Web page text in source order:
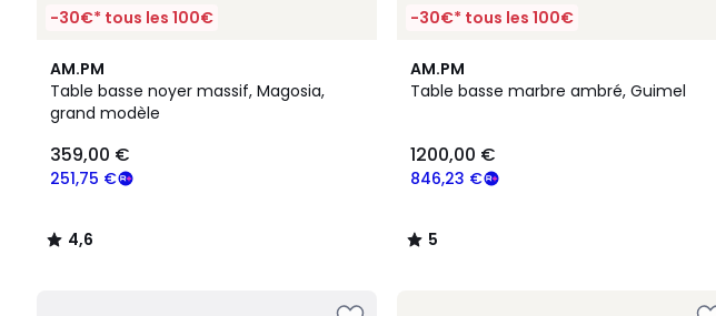
-30€* tous les 100€
AM.PM
Table basse noyer massif, Magosia,
grand modèle
251,75 €
359,00 €
4,6
/ 5
4,6
/
-30€* tous les 100€
AM.PM
Table basse marbre ambré, Guimel
846,23 €
1200,00 €
5
/
5
/